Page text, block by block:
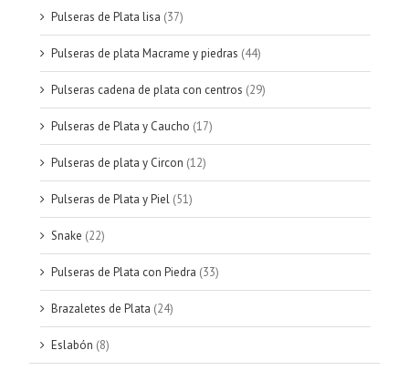
Pulseras de Plata lisa (37)
Pulseras de plata Macrame y piedras (44)
Pulseras cadena de plata con centros (29)
Pulseras de Plata y Caucho (17)
Pulseras de plata y Circon (12)
Pulseras de Plata y Piel (51)
Snake (22)
Pulseras de Plata con Piedra (33)
Brazaletes de Plata (24)
Eslabón (8)